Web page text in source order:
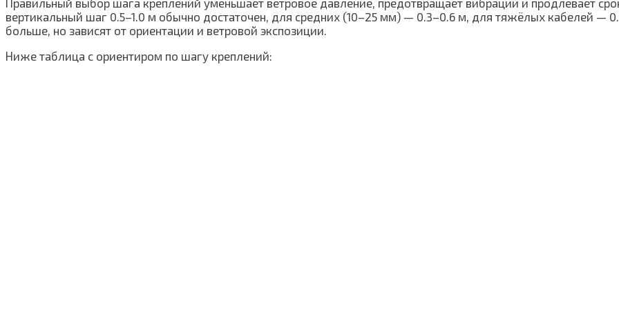
вертикальный шаг 0.5–1.0 м обычно достаточен, для средних (10–25 мм) — 0.3–0.6 м, для тяжёлых кабелей —
больше, но зависят от ориентации и ветровой экспозиции.
Ниже таблица с ориентиром по шагу креплений: